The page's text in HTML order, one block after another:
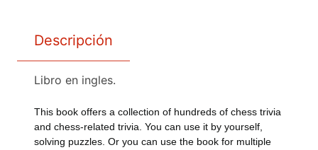
Descripción
Libro en ingles.
This book offers a collection of hundreds of chess trivia
and chess-related trivia. You can use it by yourself,
solving puzzles. Or you can use the book for multiple